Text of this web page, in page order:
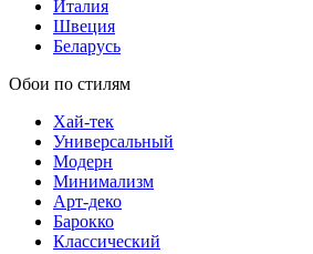
Италия
Швеция
Беларусь
Обои по стилям
Хай-тек
Универсальный
Модерн
Минимализм
Арт-деко
Барокко
Классический